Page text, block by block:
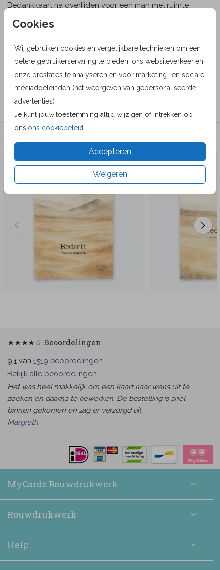
Cookies
Wij gebruiken cookies en vergelijkbare technieken om een
betere gebruikerservaring te bieden, ons websiteverkeer en
onze prestaties te analyseren en voor marketing- en sociale
mediadoeleinden (het weergeven van gepersonaliseerde
advertenties).
Je kunt jouw toestemming altijd wijzigen of intrekken op
ons ons cookiebeleid
Accepteren
Weigeren
Bedankkaart na overlijden voor een man met ruimte
voor het plaatsen van een eigen foto, met een vlak,
Designer
Alma Langerak
Collectie
Veel gekozen producten
★★★★☆ Beoordelingen
9.1 van 1519 beoordelingen
Bekijk alle beoordelingen
Het was heel makkelijk om een kaart naar wens uit te
zoeken en daarna te bewerken. De bestelling is snel
binnen gekomen en zag er verzorgd uit.
Margreth
MyCards Rouwdrukwerk
Rouwdrukwerk
Help